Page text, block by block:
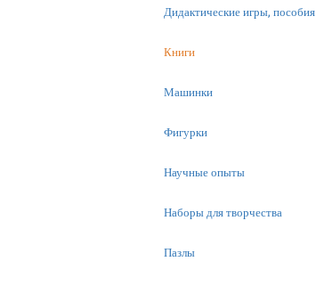
Дидактические игры, пособия
Книги
Машинки
Фигурки
Научные опыты
Наборы для творчества
Пазлы